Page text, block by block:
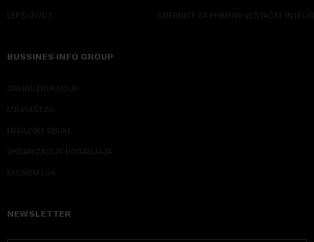
LEPŠI ŽIVOT SMERNICE ZA PRIMENU VEŠTAČKE
BUSSINES INFO GROUP
ONLINE EDUKACIJE
IZDAVAŠTVO
MEDIJSKE OBUKE
ORGANIZACIJA DOGADJAJA
EKONOM I JA
NEWSLETTER